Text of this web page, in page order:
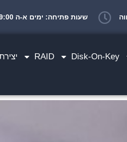
שעות פתיחה: ימים א-ה 10:00-19:00 יום ו 10:00-14:00
Disk-On-Key
RAID